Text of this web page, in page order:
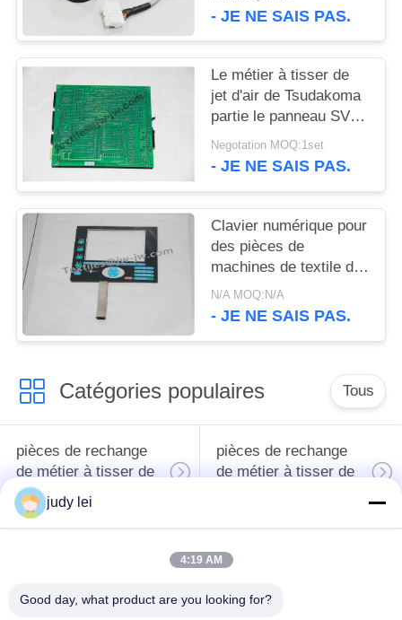
- JE NE SAIS PAS.
Le métier à tisser de
jet d'air de Tsudakoma
partie le panneau SVU-
203 pour le métier à
tisser 626603-77 de
Negotation MOQ:1set
- JE NE SAIS PAS.
Clavier numérique pour
des pièces de
machines de textile de
pièces de rechange de
métier à tisser de
N/A MOQ:N/A
- JE NE SAIS PAS.
Catégories populaires Tous
pièces de rechange
de métier à tisser de
tissage
pièces de rechange
de métier à tisser de
électromagnétique de
judy lei
4:19 AM
Good day, what product are you looking for?